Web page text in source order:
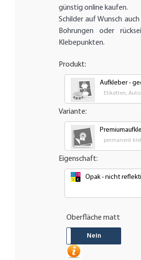
günstig online kaufen.
Schilder auf Wunsch
Bohrungen oder
Klebepunkten.
Produkt:
Aufkleber -
Etiketten,
Variante:
permanent
Eigenschaft:
Opak - nicht
Oberfläche matt
Nein